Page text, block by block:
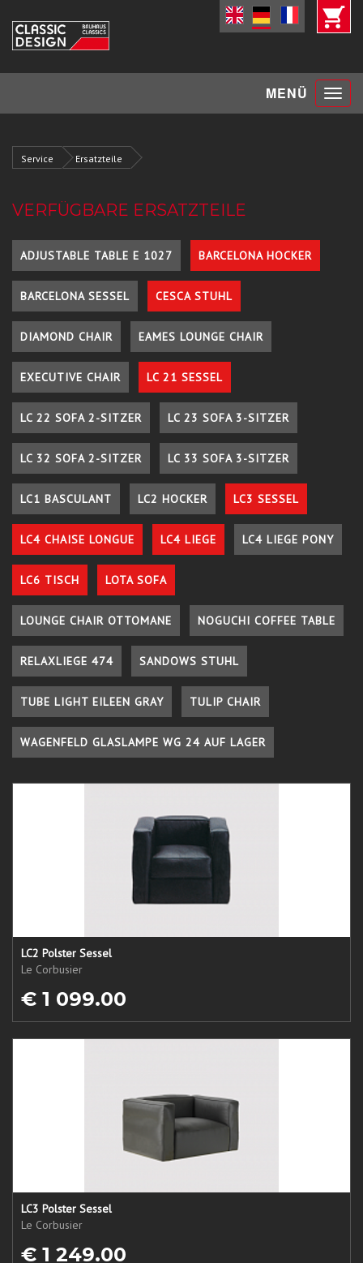
MENÜ Toggle
Service Ersatzteile
VERFÜGBARE ERSATZTEILE
ADJUSTABLE TABLE E 1027 BARCELONA HOCKER
BARCELONA SESSEL CESCA STUHL
DIAMOND CHAIR EAMES LOUNGE CHAIR
EXECUTIVE CHAIR LC 21 SESSEL
LC 22 SOFA 2-SITZER LC 23 SOFA 3-SITZER
LC 32 SOFA 2-SITZER LC 33 SOFA 3-SITZER
LC1 BASCULANT LC2 HOCKER LC3 SESSEL
LC4 CHAISE LONGUE LC4 LIEGE LC4 LIEGE PONY
LC6 TISCH LOTA SOFA
LOUNGE CHAIR OTTOMANE NOGUCHI COFFEE TABLE
RELAXLIEGE 474 SANDOWS STUHL
TUBE LIGHT EILEEN GRAY TULIP CHAIR
WAGENFELD GLASLAMPE WG 24 AUF LAGER
LC2 Polster Sessel
Le Corbusier
€ 1 099.00
LC3 Polster Sessel
Le Corbusier
€ 1 249.00